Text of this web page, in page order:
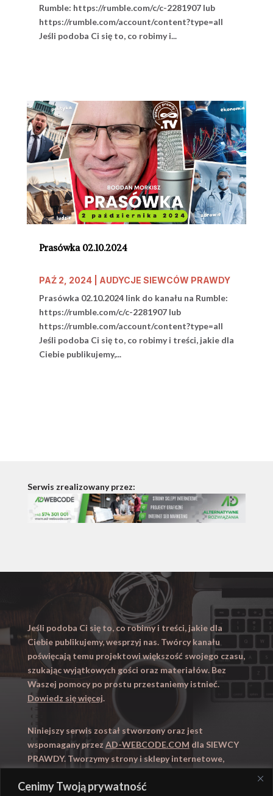
Cenimy Twoją prywatność
Rumble: https://rumble.com/c/c-2281907 lub
https://rumble.com/account/content?type=all
Jeśli podoba Ci się to, co robimy i...
Prasówka 02.10.2024
PAŹ 2, 2024| AUDYCJE SIEWCÓW PRAWDY
Prasówka 02.10.2024 link do kanału na Rumble:
https://rumble.com/c/c-2281907 lub
https://rumble.com/account/content?type=all
Jeśli podoba Ci się to, co robimy i treści, jakie dla
Ciebie publikujemy,...
Serwis zrealizowany przez:
Jeśli podoba Ci się to, co robimy i treści, jakie dla
Ciebie publikujemy, wesprzyj nas. Twórcy kanału
poświęcają temu projektowi większość swojego czasu,
szukając wyjątkowych gości oraz materiałów. Bez
Waszej pomocy po prostu przestaniemy istnieć.
Dowiedz się więcej.
Niniejszy serwis został stworzony oraz jest
wspomagany przez AD-WEBCODE.COM dla SIEWCY
PRAWDY. Tworzymy strony i sklepy internetowe,
Zapraszamy takze naWYUCZENI.PL